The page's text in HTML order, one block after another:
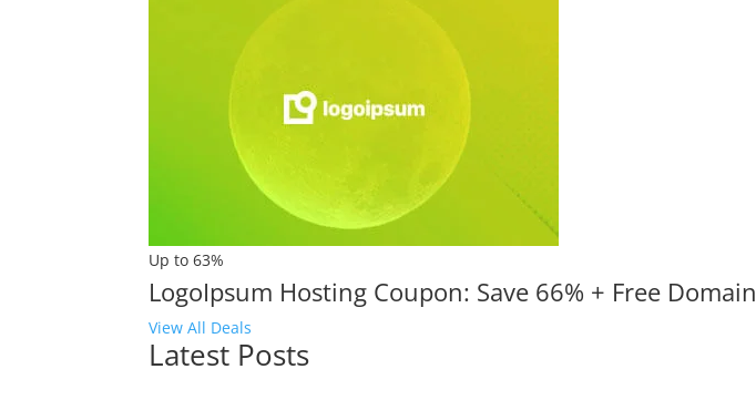
Up to 63%
LogoIpsum Hosting Coupon: Save 66% + Free Domain
View All Deals
Latest Posts